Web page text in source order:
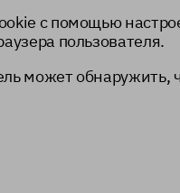
с помощью
пользователя.
может